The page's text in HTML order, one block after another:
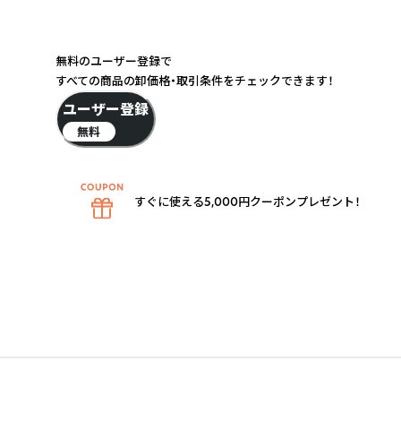
無料のユーザー登録で
すべての商品の卸価格・取引条件をチェックできます！
ユーザー登録
無料
すぐに使える5,000円クーポンプレゼント！